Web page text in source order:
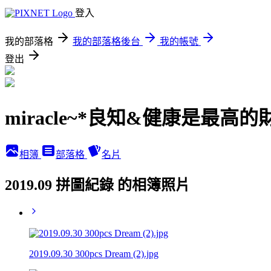
登入
我的部落格 我的部落格後台
我的帳號
登出
miracle~*良知&健康是最高的
相簿 部落格 名片
2019.09 拼圖紀錄 的相簿照片
2019.09.30 300pcs Dream (2).jpg